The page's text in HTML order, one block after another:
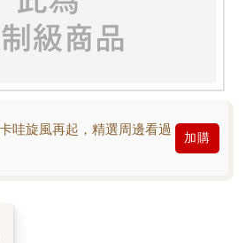
哇旋風再起，精選周邊看過
加購